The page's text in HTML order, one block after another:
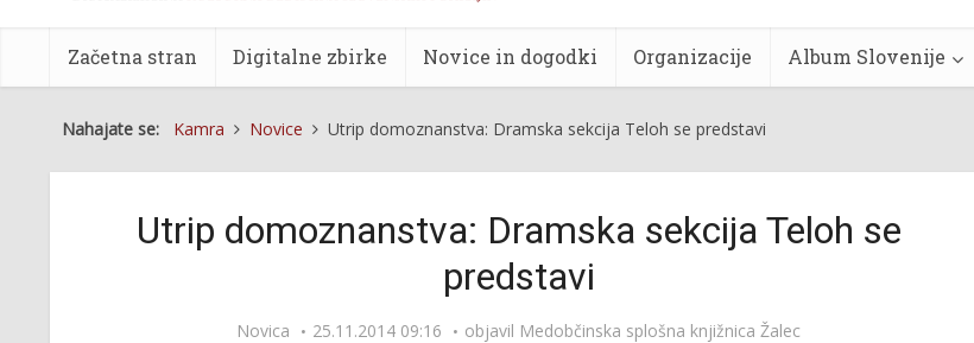
Začetna stran Digitalne zbirke Novice in dogodki Organizacije Album Slovenije
Nahajate se: Kamra Novice Utrip domoznanstva: Dramska sekcija Teloh se predstavi
Utrip domoznanstva: Dramska sekcija Teloh se
predstavi
Novica 25.11.2014 09:16 objavil Medobčinska splošna knjižnica Žalec